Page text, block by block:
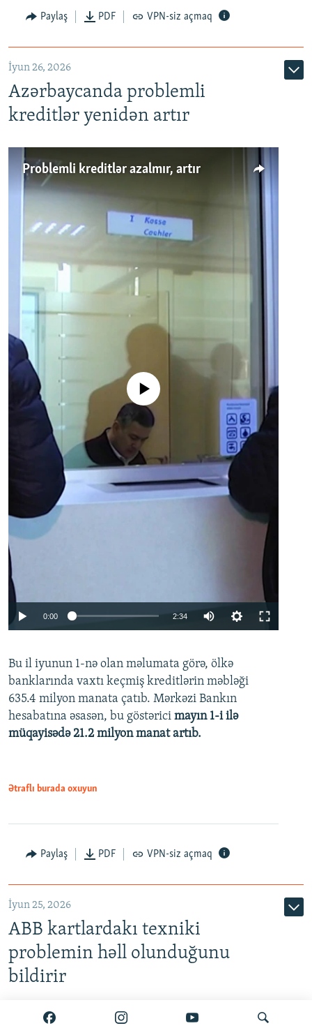
Auto 240p 360p 480p
720p 1080p
Paylaş PDF VPN-siz açmaq
İyun 26, 2026
Azərbaycanda problemli
kreditlər yenidən artır
Problemli kreditlər azalmır, artır
Auto 240p 360p 480p
720p 1080p
No media source currently available
0:00 2:34
360p
480p
720p
Bu il iyunun 1-nə olan məlumata görə, ölkə
banklarında vaxtı keçmiş kreditlərin məbləği
635.4 milyon manata çatıb. Mərkəzi Bankın
hesabatına əsasən, bu göstərici mayın 1-i ilə
müqayisədə 21.2 milyon manat artıb.
Ətraflı burada oxuyun
Paylaş PDF VPN-siz açmaq
İyun 25, 2026
ABB kartlardakı texniki
problemin həll olunduğunu
bildirir